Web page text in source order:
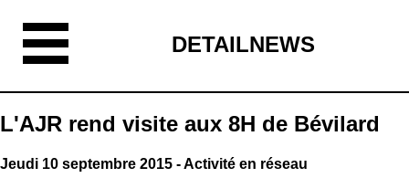
DETAILNEWS
L'AJR rend visite aux 8H de Bévilard
Jeudi 10 septembre 2015 - Activité en réseau